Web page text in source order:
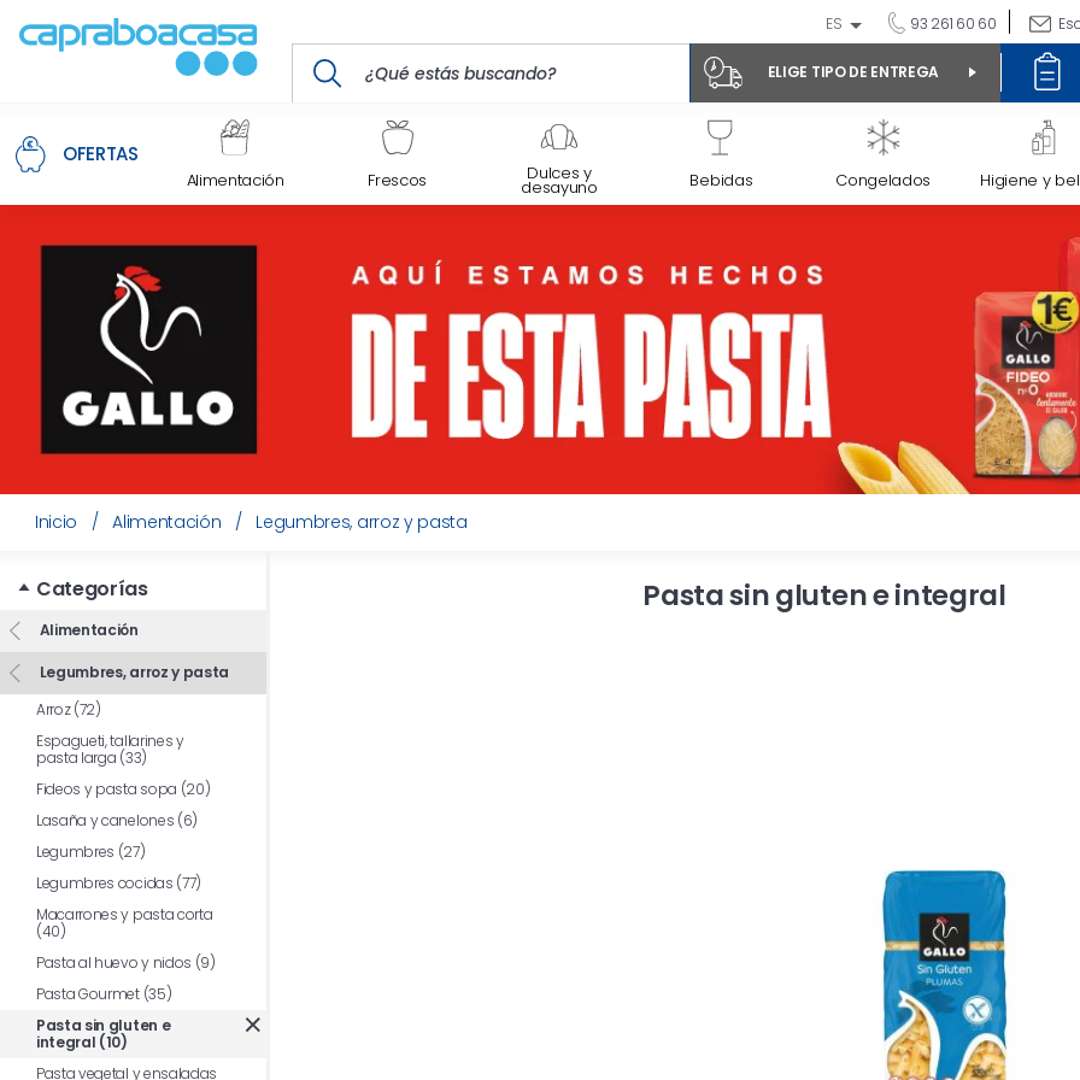
ES 93 261 60 60
ELIGE TIPO DE ENTREGA
OFERTAS
Alimentación Frescos Dulces y
desayuno Bebidas Congelados Higiene y
Inicio / Alimentación / Legumbres, arroz y pasta
Categorías
Alimentación
Legumbres, arroz y pasta
Arroz (72)
Espagueti, tallarines y
pasta larga (33)
Fideos y pasta sopa (20)
Lasaña y canelones (6)
Legumbres (27)
Legumbres cocidas (77)
Macarrones y pasta corta
(40)
Pasta al huevo y nidos (9)
Pasta Gourmet (35)
Pasta sin gluten e
integral (10)
Pasta vegetal y ensaladas
Pasta sin gluten e integral